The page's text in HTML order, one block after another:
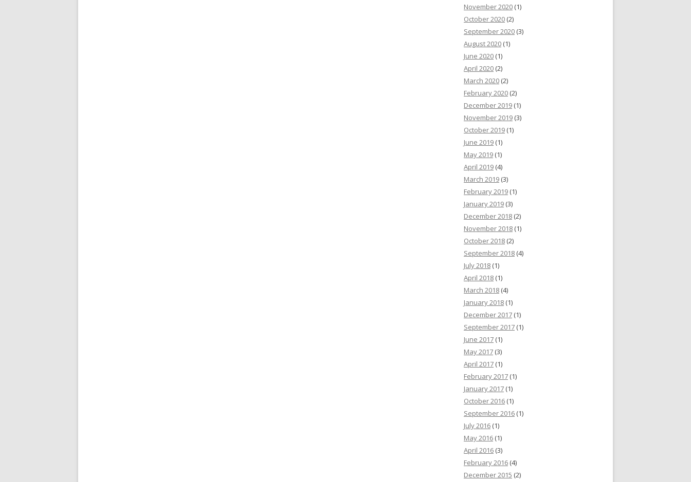
November 2020 (1)
October 2020 (2)
September 2020 (3)
August 2020 (1)
June 2020 (1)
April 2020 (2)
March 2020 (2)
February 2020 (2)
December 2019 (1)
November 2019 (3)
October 2019 (1)
June 2019 (1)
May 2019 (1)
April 2019 (4)
March 2019 (3)
February 2019 (1)
January 2019 (3)
December 2018 (2)
November 2018 (1)
October 2018 (2)
September 2018 (4)
July 2018 (1)
April 2018 (1)
March 2018 (4)
January 2018 (1)
December 2017 (1)
September 2017 (1)
June 2017 (1)
May 2017 (3)
April 2017 (1)
February 2017 (1)
January 2017 (1)
October 2016 (1)
September 2016 (1)
July 2016 (1)
May 2016 (1)
April 2016 (3)
February 2016 (4)
December 2015 (2)